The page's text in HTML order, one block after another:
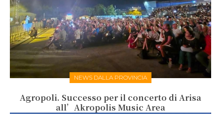
NEWS DALLA PROVINCIA
Agropoli. Successo per il concerto di Arisa
all’Akropolis Music Area